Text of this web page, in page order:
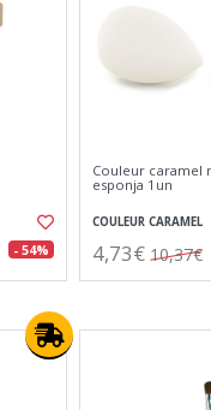
- 54%
Couleur caramel
esponja 1un
COULEUR CARAMEL
4,73€ 10,37€